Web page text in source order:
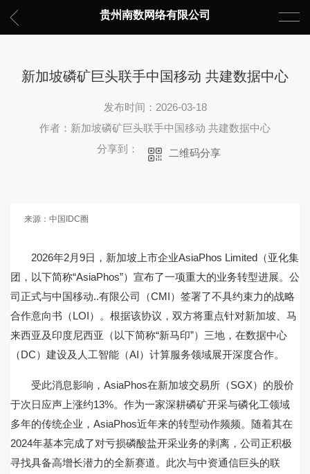
贵州南数网络有限公司
新加坡磷矿巨头联手中国移动 共建数据中心
发布时间：2026-03-18
作者：新加坡磷矿巨头联手中国移动 共建数据中心
分享到：
二维码分享
来源：中国IDC圈
2026年2月9日，新加坡上市企业AsiaPhos Limited（亚化集
团，以下简称“AsiaPhos”）宣布了一项重大的业务转型进展。公
司正式与中国移动..有限公司（CMI）签署了不具约束力的战略
合作意向书（LOI）。根据该协议，双方将重点针对新加坡、马
来西亚及印度尼西亚（以下简称“新马印”）三地，在数据中心
（DC）建设及人工智能（AI）计算服务领域展开深度合作。
受此消息影响，AsiaPhos在新加坡交易所（SGX）的股价
于次日应声上涨约13%。作为一家深耕磷矿开采与磷化工领域
多年的传统企业，AsiaPhos近年来的转型动作频频。随着其在
2024年基本完成了对亏损磷酸盐开采业务的剥离，公司正积极
寻找具备高增长潜力的全新赛道。此次与中资通信巨头的联